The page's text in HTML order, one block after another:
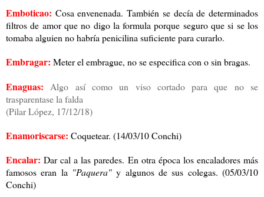
Emboticao: Cosa envenenada. También se decía de determinados
filtros de amor que no digo la formula porque seguro que si se los
tomaba alguien no habría penicilina suficiente para curarlo.
Embragar: Meter el embrague, no se especifica con o sin bragas.
Enaguas: Algo así como un viso cortado para que no se
trasparentase la falda
(Pilar López, 17/12/18)
Enamoriscarse: Coquetear. (14/03/10 Conchi)
Encalar: Dar cal a las paredes. En otra época los encaladores más
famosos eran la "Paquera" y algunos de sus colegas. (05/03/10
Conchi)